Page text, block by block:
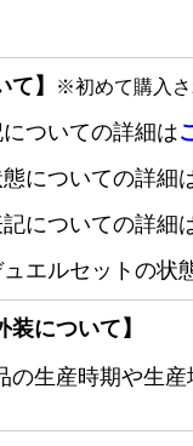
】 ※初めて購入さ
ついての詳細は
についての詳細
についての詳細
エルセットの状
装について】
の生産時期や生